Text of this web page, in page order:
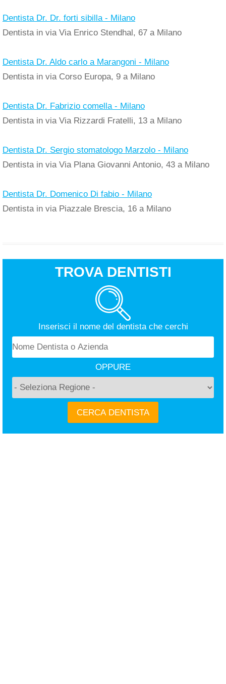
Dentista Dr. Dr. forti sibilla - Milano
Dentista in via Via Enrico Stendhal, 67 a Milano
Dentista Dr. Aldo carlo a Marangoni - Milano
Dentista in via Corso Europa, 9 a Milano
Dentista Dr. Fabrizio comella - Milano
Dentista in via Via Rizzardi Fratelli, 13 a Milano
Dentista Dr. Sergio stomatologo Marzolo - Milano
Dentista in via Via Plana Giovanni Antonio, 43 a Milano
Dentista Dr. Domenico Di fabio - Milano
Dentista in via Piazzale Brescia, 16 a Milano
TROVA DENTISTI
Inserisci il nome del dentista che cerchi
OPPURE